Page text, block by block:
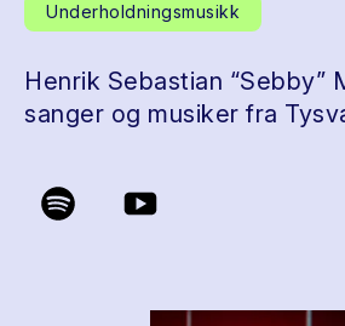
Underholdningsmusikk
Henrik Sebastian “Sebby”
sanger og musiker fra